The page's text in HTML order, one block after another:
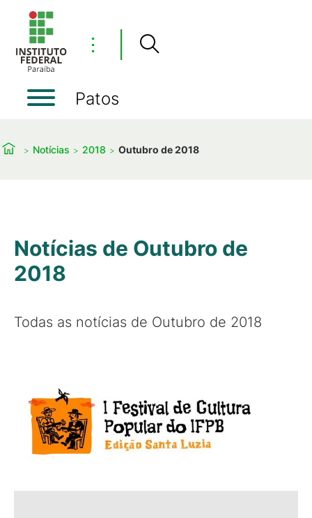
⋮
Patos
Notícias 2018 Outubro de 2018
Notícias de Outubro de
2018
Todas as notícias de Outubro de 2018